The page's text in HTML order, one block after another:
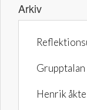
Arkiv
Grupptalan
Henrik